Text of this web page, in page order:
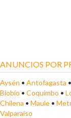
ANUNCIOS POR
Aysén • Antofagasta •
Biobío • Coquimbo •
Chilena • Maule •
Valparaíso